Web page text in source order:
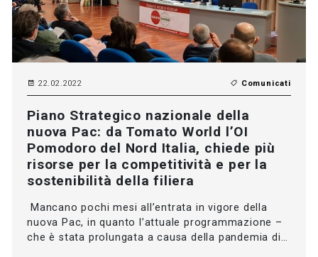
22.02.2022 Comunicati
Piano Strategico nazionale della
nuova Pac: da Tomato World l’OI
Pomodoro del Nord Italia, chiede più
risorse per la competitività e per la
sostenibilità della filiera
Mancano pochi mesi all’entrata in vigore della
nuova Pac, in quanto l’attuale programmazione –
che è stata prolungata a causa della pandemia di…